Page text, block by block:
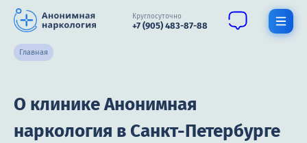
Круглосуточно
+7 (905) 483-87-88
О нас
Наркомания
Главная
О клинике Анонимная
наркология в Санкт-Петербурге